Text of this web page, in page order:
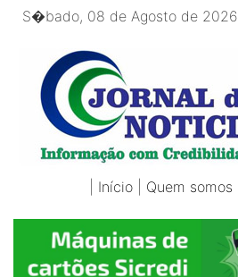
S�bado, 08 de Agosto de 2026
Início Quem somos